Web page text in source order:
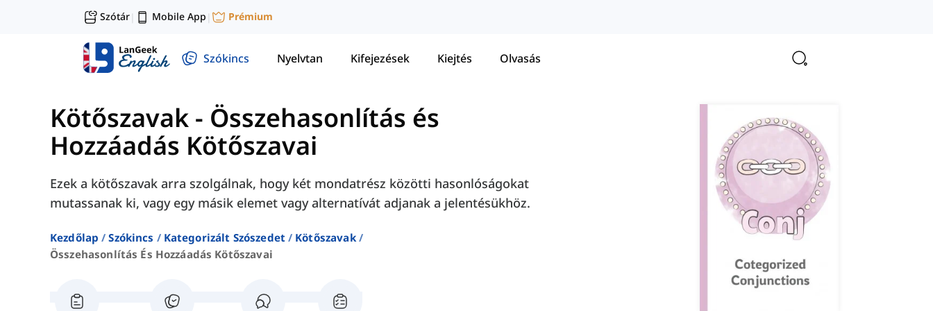
Szótár| Mobile App | Prémium
Szókincs Nyelvtan Kifejezések Kiejtés Olvasás
Kötőszavak - Összehasonlítás és
Hozzáadás Kötőszavai
Ezek a kötőszavak arra szolgálnak, hogy két mondatrész közötti hasonlóságokat
mutassanak ki, vagy egy másik elemet vagy alternatívát adjanak a jelentésükhöz.
Kezdőlap Szókincs Kategorizált Szószedet
Kötőszavak
Összehasonlítás És Hozzáadás Kötőszavai